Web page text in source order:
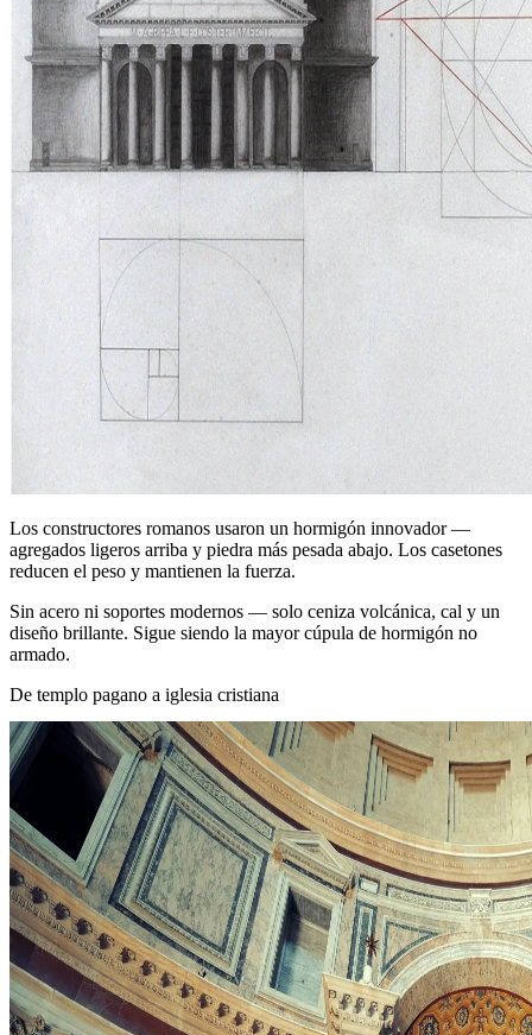
Los constructores romanos usaron un hormigón innovador —
agregados ligeros arriba y piedra más pesada abajo. Los casetones
reducen el peso y mantienen la fuerza.
Sin acero ni soportes modernos — solo ceniza volcánica, cal y un
diseño brillante. Sigue siendo la mayor cúpula de hormigón no
armado.
De templo pagano a iglesia cristiana